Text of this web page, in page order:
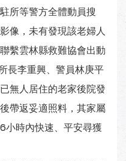
所等警方全體動員搜
像，未有發現該老婦人
繫雲林縣救難協會出動
長李重興、警員林庚平
無人居住的老家後院發
帶返妥適照料，其家屬
小時內快速、平安尋獲